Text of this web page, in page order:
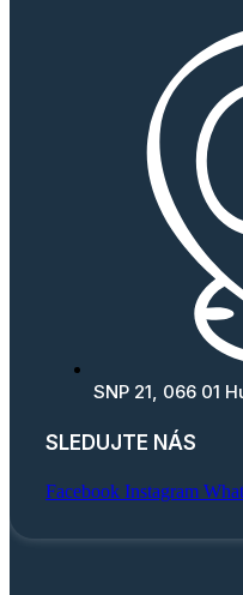
SNP 21, 066 01
SLEDUJTE NÁS
Facebook Instagram